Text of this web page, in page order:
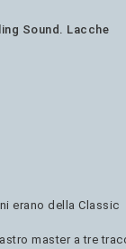
Sound. Lacche
erano della Classic
master a tre